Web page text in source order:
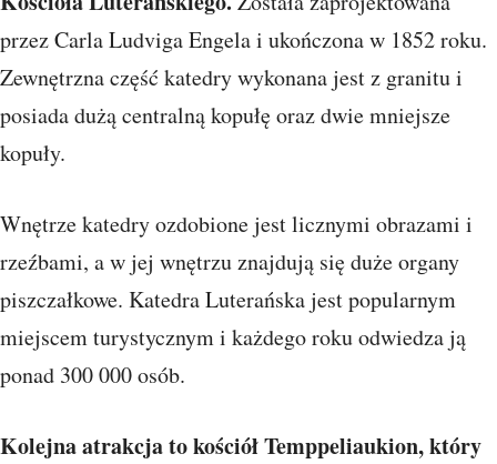
przez Carla Ludviga Engela i ukończona w 1852 roku.
Zewnętrzna część katedry wykonana jest z granitu i
posiada dużą centralną kopułę oraz dwie mniejsze
kopuły.
Wnętrze katedry ozdobione jest licznymi obrazami i
rzeźbami, a w jej wnętrzu znajdują się duże organy
piszczałkowe. Katedra Luterańska jest popularnym
miejscem turystycznym i każdego roku odwiedza ją
ponad 300 000 osób.
Kolejna atrakcja to kościół Temppeliaukion, który